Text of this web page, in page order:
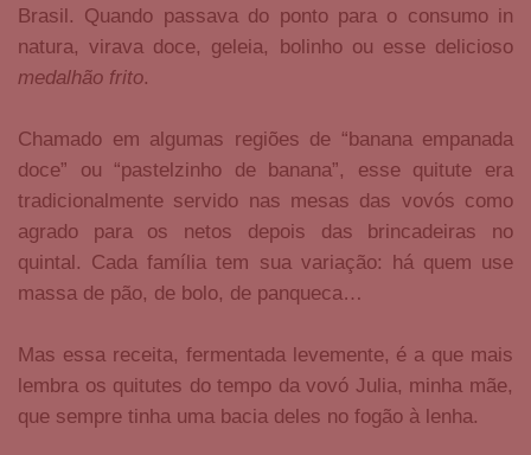
Brasil. Quando passava do ponto para o consumo in
natura, virava doce, geleia, bolinho ou esse delicioso
medalhão frito.
Chamado em algumas regiões de “banana empanada
doce” ou “pastelzinho de banana”, esse quitute era
tradicionalmente servido nas mesas das vovós como
agrado para os netos depois das brincadeiras no
quintal. Cada família tem sua variação: há quem use
massa de pão, de bolo, de panqueca…
Mas essa receita, fermentada levemente, é a que mais
lembra os quitutes do tempo da vovó Julia, minha mãe,
que sempre tinha uma bacia deles no fogão à lenha.